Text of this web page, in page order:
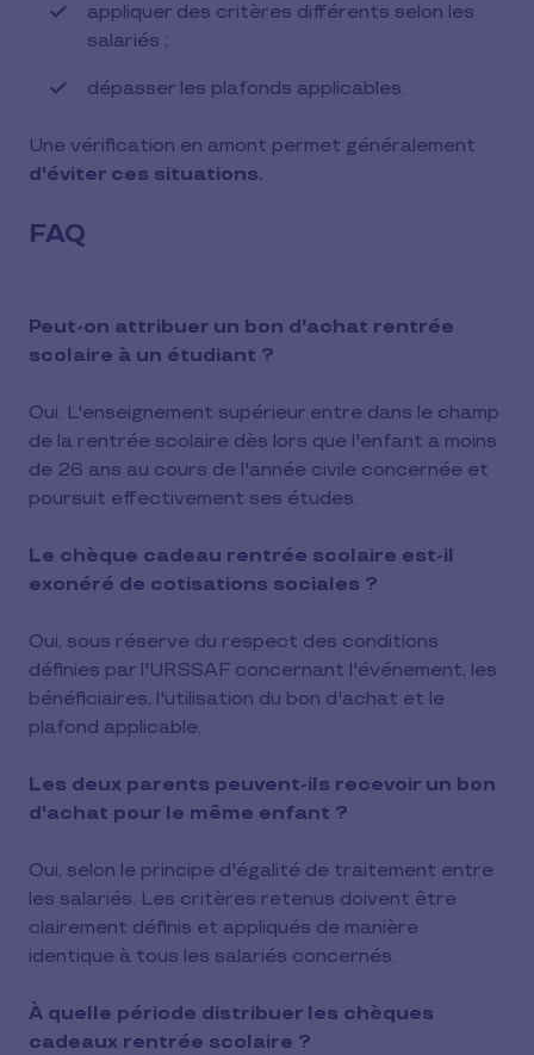
appliquer des critères différents selon les
salariés ;
dépasser les plafonds applicables.
Une vérification en amont permet généralement
d'éviter ces situations.
FAQ
Peut-on attribuer un bon d'achat rentrée
scolaire à un étudiant ?
Oui. L'enseignement supérieur entre dans le champ
de la rentrée scolaire dès lors que l'enfant a moins
de 26 ans au cours de l'année civile concernée et
poursuit effectivement ses études.
Le chèque cadeau rentrée scolaire est-il
exonéré de cotisations sociales ?
Oui, sous réserve du respect des conditions
définies par l'URSSAF concernant l'événement, les
bénéficiaires, l'utilisation du bon d'achat et le
plafond applicable.
Les deux parents peuvent-ils recevoir un bon
d'achat pour le même enfant ?
Oui, selon le principe d'égalité de traitement entre
les salariés. Les critères retenus doivent être
clairement définis et appliqués de manière
identique à tous les salariés concernés.
À quelle période distribuer les chèques
cadeaux rentrée scolaire ?